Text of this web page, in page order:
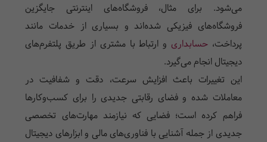
می‌شود. برای مثال، فروشگاه‌های اینترنتی جایگزین
فروشگاه‌های فیزیکی شده‌اند و بسیاری از خدمات مانند
پرداخت،حسابداری و ارتباط با مشتری از طریق پلتفرم‌های
دیجیتال انجام می‌گیرد.
این تغییرات باعث افزایش سرعت، دقت و شفافیت در
معاملات شده و فضای رقابتی جدیدی را برای کسب‌وکارها
فراهم کرده است؛ فضایی که نیازمند مهارت‌های تخصصی
جدیدی از جمله آشنایی با فناوری‌های مالی و ابزارهای دیجیتال